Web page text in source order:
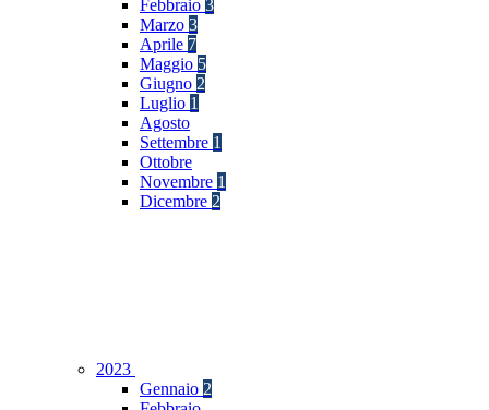
Febbraio 3
Marzo 3
Aprile 7
Maggio 5
Giugno 2
Luglio 1
Agosto
Settembre 1
Ottobre
Novembre 1
Dicembre 2
2023
Gennaio 2